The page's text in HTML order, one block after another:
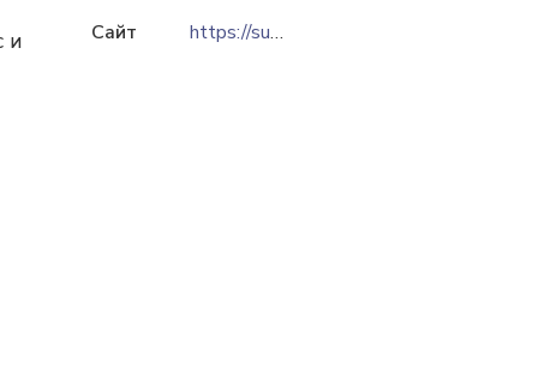
и
Сайт
https://sushka.com.ua